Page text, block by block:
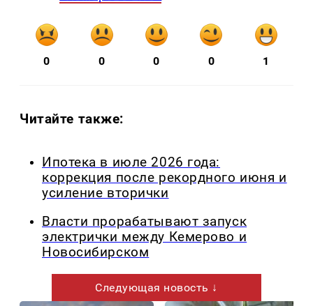
0 0 0 0 1
Читайте также:
Ипотека в июле 2026 года:
коррекция после рекордного июня и
усиление вторички
Власти прорабатывают запуск
электрички между Кемерово и
Новосибирском
Следующая новость ↓